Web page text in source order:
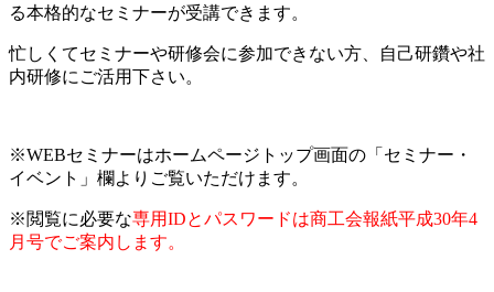
る本格的なセミナーが受講できます。
忙しくてセミナーや研修会に参加できない方、自己研鑽や社
内研修にご活用下さい。
※WEBセミナーはホームページトップ画面の「セミナー・
イベント」欄よりご覧いただけます。
※閲覧に必要な専用IDとパスワードは商工会報紙平成30年4
月号でご案内します。